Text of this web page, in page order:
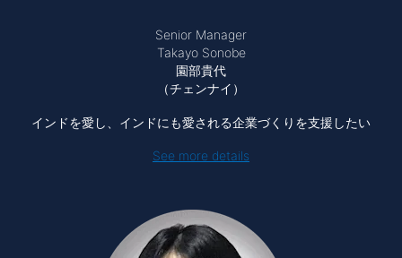
Senior Manager
Takayo Sonobe
園部貴代
（チェンナイ）
インドを愛し、インドにも愛される企業づくりを支援したい
See more details